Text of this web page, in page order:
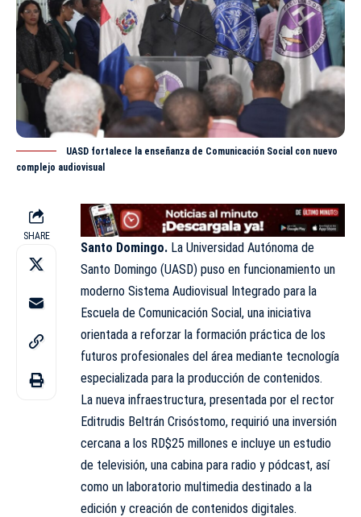
UASD fortalece la enseñanza de Comunicación Social con nuevo
complejo audiovisual
SHARE
Santo Domingo. La Universidad Autónoma de
Santo Domingo (UASD) puso en funcionamiento un
moderno Sistema Audiovisual Integrado para la
Escuela de Comunicación Social, una iniciativa
orientada a reforzar la formación práctica de los
futuros profesionales del área mediante tecnología
especializada para la producción de contenidos.
La nueva infraestructura, presentada por el rector
Editrudis Beltrán Crisóstomo, requirió una inversión
cercana a los RD$25 millones e incluye un estudio
de televisión, una cabina para radio y pódcast, así
como un laboratorio multimedia destinado a la
edición y creación de contenidos digitales.